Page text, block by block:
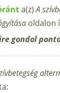
a(z)A
oldalon
gondol